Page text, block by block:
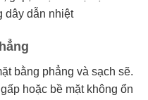
dây dẫn nhiệt
bằng phẳng và sạch sẽ.
hoặc bề mặt không ổn